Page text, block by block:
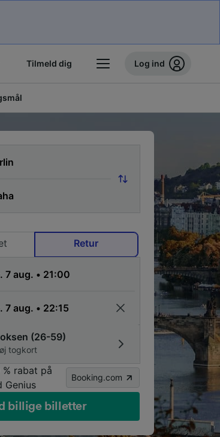
Tilmeld dig Log ind
Retur
(26-59)
togkort
rabat på
Genius
Booking.com
billige billetter